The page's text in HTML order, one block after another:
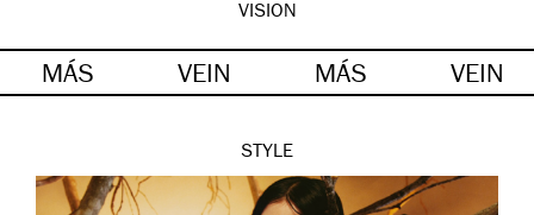
VISION
MÁS VEIN MÁS VEIN
STYLE